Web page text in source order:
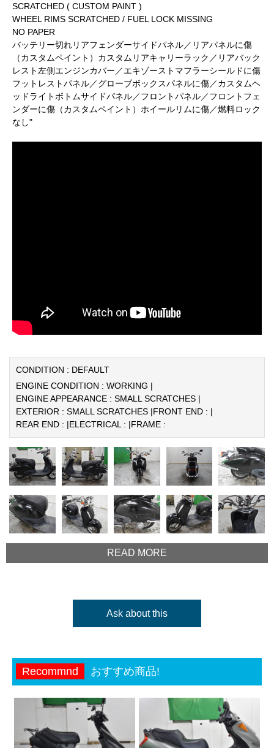
SCRATCHED ( CUSTOM PAINT )
WHEEL RIMS SCRATCHED / FUEL LOCK MISSING
NO PAPER
バッテリー切れリアフェンダーサイドパネル／リアパネルに傷
（カスタムペイント）カスタムリアキャリーラック／リアバック
レスト左側エンジンカバー／エキゾーストマフラーシールドに傷
フットレストパネル／グローブボックスパネルに傷／カスタムヘ
ッドライトボトムサイドパネル／フロントパネル／フロントフェ
ンダーに傷（カスタムペイント）ホイールリムに傷／燃料ロック
なし"
CONDITION : DEFAULT
ENGINE CONDITION : WORKING |
ENGINE APPEARANCE : SMALL SCRATCHES |
EXTERIOR : SMALL SCRATCHES |FRONT END : |
REAR END : |ELECTRICAL : |FRAME :
READ MORE
Ask about this
Recommnd おすすめ商品!